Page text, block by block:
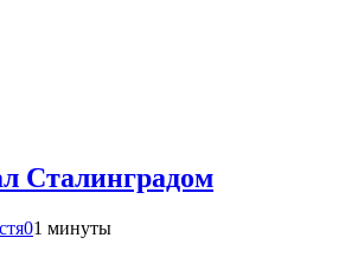
Сталинградом
01 минуты